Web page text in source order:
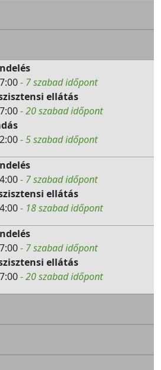
- 7 szabad időpont
ellátás
- 20 szabad időpont
- 5 szabad időpont
- 7 szabad időpont
ellátás
- 18 szabad időpont
- 7 szabad időpont
ellátás
- 20 szabad időpont